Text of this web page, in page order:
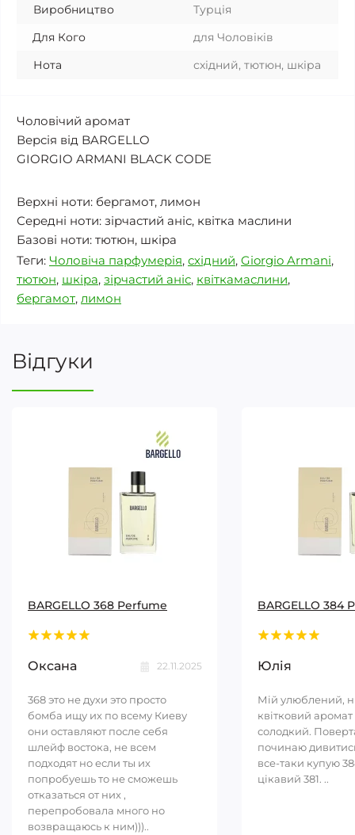
Виробництво
Турція
Для Кого
для Чоловіків
Нота
східний, тютюн, шкіра
Чоловічий аромат
Версія від BARGELLO
GIORGIO ARMANI BLACK CODE
Верхні ноти: бергамот, лимон
Середні ноти: зірчастий аніс, квітка маслини
Базові ноти: тютюн, шкіра
Теги: Чоловіча парфумерія, східний, Giorgio Armani,
тютюн, шкіра, зірчастий аніс, квіткамаслини,
бергамот, лимон
Відгуки
BARGELLO 368 Perfume
Оксана 22.11.2025
368 это не духи это просто
бомба ищу их по всему Киеву
они оставляют после себя
шлейф востока, не всем
подходят но если ты их
попробуешь то не сможешь
отказаться от них ,
перепробовала много но
возвращаюсь к ним)))..
BARGELLO 384
Юлія
Мій улюблений,
квітковий аромат
солодкий.
починаю
все-таки купую
цікавий 381. ..